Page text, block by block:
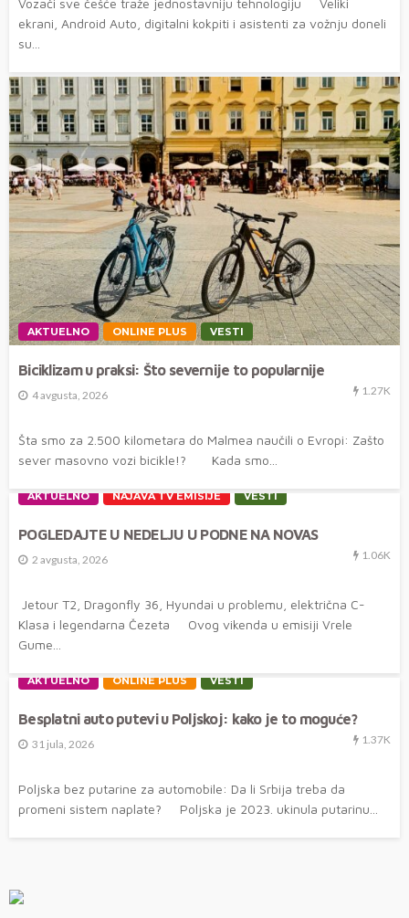
Vozači sve češće traže jednostavniju tehnologiju Veliki
ekrani, Android Auto, digitalni kokpiti i asistenti za vožnju doneli
su...
AKTUELNO ONLINE PLUS VESTI
Biciklizam u praksi: Što severnije to popularnije
4 avgusta, 2026 1.27K
Šta smo za 2.500 kilometara do Malmea naučili o Evropi: Zašto
sever masovno vozi bicikle!? Kada smo...
AKTUELNO NAJAVA TV EMISIJE VESTI
POGLEDAJTE U NEDELJU U PODNE NA NOVAS
2 avgusta, 2026 1.06K
Jetour T2, Dragonfly 36, Hyundai u problemu, električna C-
Klasa i legendarna Čezeta Ovog vikenda u emisiji Vrele
Gume...
AKTUELNO ONLINE PLUS VESTI
Besplatni auto putevi u Poljskoj: kako je to moguće?
31 jula, 2026 1.37K
Poljska bez putarine za automobile: Da li Srbija treba da
promeni sistem naplate? Poljska je 2023. ukinula putarinu...